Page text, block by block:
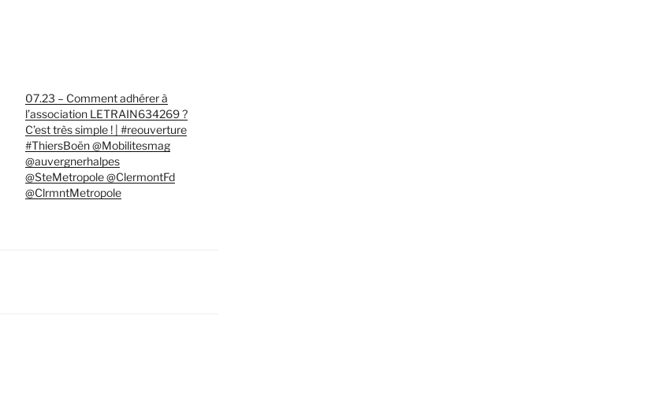
07.23 – Comment adhérer à
l’association LETRAIN634269 ?
C’est très simple ! | #reouverture
#ThiersBoën @Mobilitesmag
@auvergnerhalpes
@SteMetropole @ClermontFd
@ClrmntMetropole